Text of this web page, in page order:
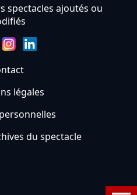
spectacles ajoutés ou
légales
du spectacle